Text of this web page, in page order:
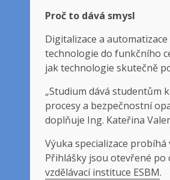
Proč to dává smysl
Digitalizace a
technologie do funkčního
jak technologie skutečně
„Studium dává studentům
procesy a bezpečnostní
doplňuje Ing. Kateřina
Výuka specializace
Přihlášky jsou otevřené po
vzdělávací instituce ESBM.